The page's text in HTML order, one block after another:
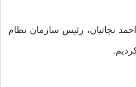
نجاتیان، رئیس سازمان نظام